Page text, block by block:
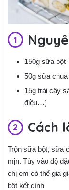
150g sữa bột
50g sữa
15g trái cây
điều…)
Cách
Trộn sữa bột, sữa
mịn. Tùy vào độ
chị em có thể gia
bột kết dính